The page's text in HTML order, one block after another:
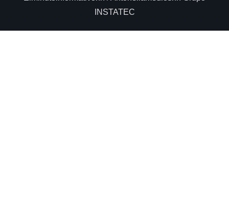
Elminutoinformativohn / Antonellamedioshn Grupo